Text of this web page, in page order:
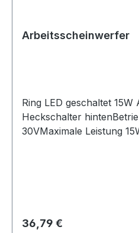
Arbeitsscheinwerfer
Ring LED geschaltet 15W
Heckschalter
30VMaximale Leistung
Regulärer Preis:
36,79 €